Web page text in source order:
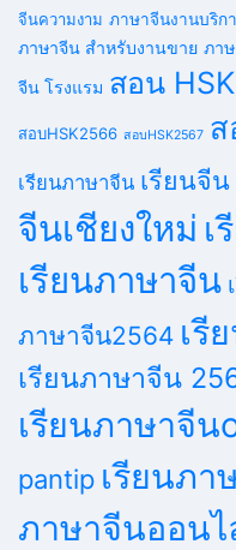
จีนความงาม ภาษาจีนงานบริก
ภาษาจีน สำหรับงานขาย ภา
จีน โรงแรม สอน
สอบHSK2566 สอบHSK2567 ส
เรียนภาษาจีน เรียนจีน
จีนเชียงใหม่ เ
เรียนภาษาจีน
ภาษาจีน2564 เรี
เรียนภาษาจีน
เรียนภาษาจีน
pantip เรียนภา
ภาษาจีนออน